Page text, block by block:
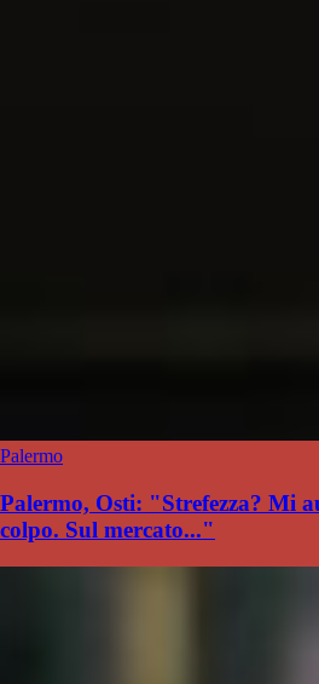
Palermo
Palermo, Osti: "Strefezza? Mi
colpo. Sul mercato..."